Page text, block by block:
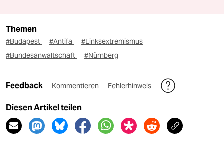
Themen
#Budapest #Antifa
#Linksextremismus
#Bundesanwaltschaft
#Nürnberg
Feedback Kommentieren Fehlerhinweis
Diesen Artikel teilen